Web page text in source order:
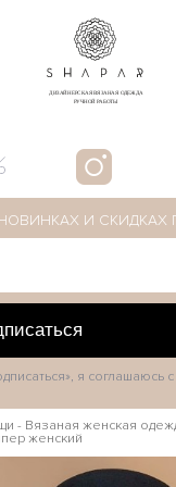
И СКИДКАХ
я соглашаюсь
- Вязаная женская
женский